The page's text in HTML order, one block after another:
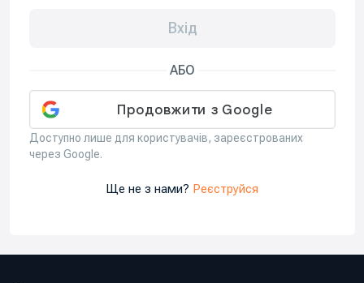
Вхід
АБО
Доступно лише для користувачів, зареєстрованих
через Google.
Ще не з нами? Реєструйся